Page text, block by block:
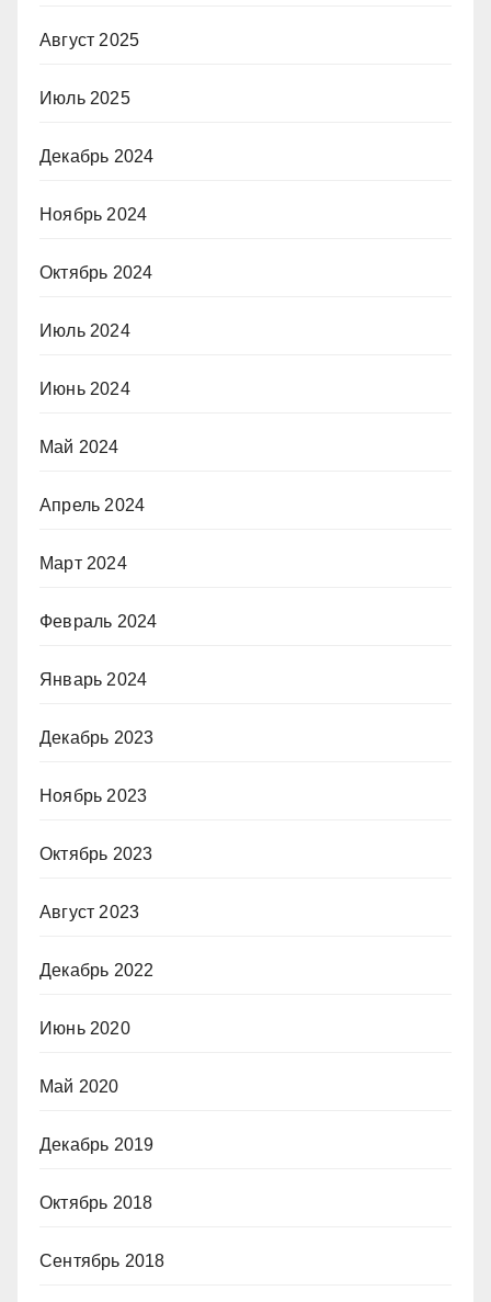
Август 2025
Июль 2025
Декабрь 2024
Ноябрь 2024
Октябрь 2024
Июль 2024
Июнь 2024
Май 2024
Апрель 2024
Март 2024
Февраль 2024
Январь 2024
Декабрь 2023
Ноябрь 2023
Октябрь 2023
Август 2023
Декабрь 2022
Июнь 2020
Май 2020
Декабрь 2019
Октябрь 2018
Сентябрь 2018